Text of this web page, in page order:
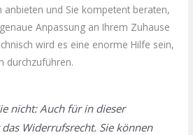
anbieten und Sie kompetent beraten,
Anpassung an Ihrem Zuhause
wird es eine enorme Hilfe sein,
durchzuführen.
nicht: Auch für in dieser
Widerrufsrecht. Sie können